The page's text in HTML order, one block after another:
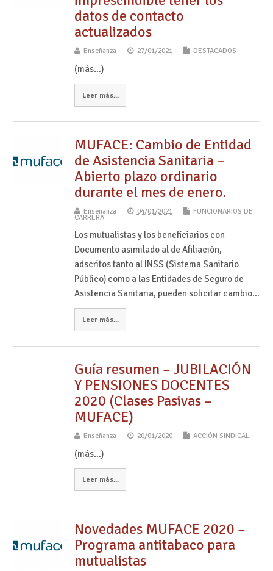
datos de contacto
actualizados
Enseñanza 27/01/2021 DESTACADOS
(más…)
Leer más...
MUFACE: Cambio de Entidad
de Asistencia Sanitaria –
Abierto plazo ordinario
durante el mes de enero.
Enseñanza 04/01/2021 FUNCIONARIOS DE
CARRERA
Los mutualistas y los beneficiarios con
Documento asimilado al de Afiliación,
adscritos tanto al INSS (Sistema Sanitario
Público) como a las Entidades de Seguro de
Asistencia Sanitaria, pueden solicitar cambio…
Leer más...
Guía resumen – JUBILACIÓN
Y PENSIONES DOCENTES
2020 (Clases Pasivas –
MUFACE)
Enseñanza 20/01/2020 ACCIÓN SINDICAL
(más…)
Leer más...
Novedades MUFACE 2020 –
Programa antitabaco para
mutualistas